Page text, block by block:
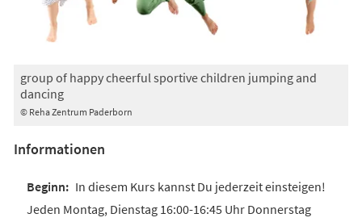
© Reha Zentrum Paderborn
group of happy cheerful sportive children jumping and
dancing
Informationen
In diesem Kurs kannst Du jederzeit einsteigen!
Jeden Montag, Dienstag 16:00-16:45 Uhr Donnerstag